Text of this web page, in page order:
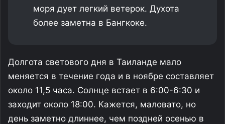
моря дует легкий ветерок. Духота
более заметна в Бангкоке.
Долгота светового дня в Таиланде мало
меняется в течение года и в ноябре составляет
около 11,5 часа. Солнце встает в 6:00-6:30 и
заходит около 18:00. Кажется, маловато, но
день заметно длиннее, чем поздней осенью в